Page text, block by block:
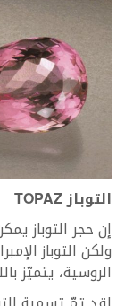
التوبازTOPAZ
إنحجر التوباز
ولكن التوباز
الروسية، يتميّز